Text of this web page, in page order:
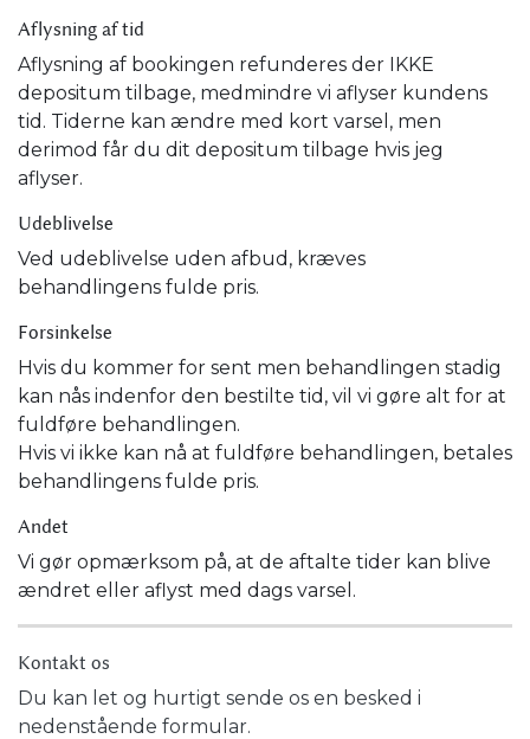
Aflysning af tid
Aflysning af bookingen refunderes der IKKE
depositum tilbage, medmindre vi aflyser kundens
tid. Tiderne kan ændre med kort varsel, men
derimod får du dit depositum tilbage hvis jeg
aflyser.
Udeblivelse
Ved udeblivelse uden afbud, kræves
behandlingens fulde pris.
Forsinkelse
Hvis du kommer for sent men behandlingen stadig
kan nås indenfor den bestilte tid, vil vi gøre alt for at
fuldføre behandlingen.
Hvis vi ikke kan nå at fuldføre behandlingen, betales
behandlingens fulde pris.
Andet
Vi gør opmærksom på, at de aftalte tider kan blive
ændret eller aflyst med dags varsel.
Kontakt os
Du kan let og hurtigt sende os en besked i
nedenstående formular.